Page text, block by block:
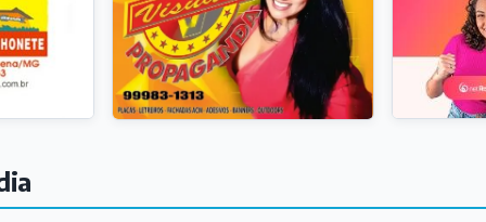
CURSOS E CONCURSOS
emprego? Confira as oportunidades
tem aposta ganhadora da quina da Mega-Sena